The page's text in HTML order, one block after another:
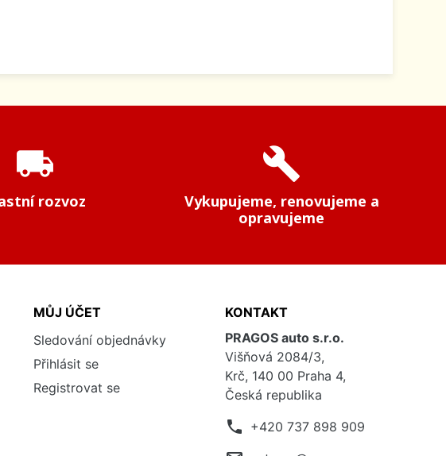
local_shipping
rozvoz
build
Vykupujeme, renovujeme a
opravujeme
MŮJ ÚČET
Sledování objednávky
Přihlásit se
Registrovat se
KONTAKT
PRAGOS auto s.r.o.
Višňová 2084/3,
Krč, 140 00 Praha 4,
Česká republika
phone +420 737 898 909